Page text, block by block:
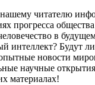
читателю
прогресса
в
интеллект? Будут
новости
научные
материалах!